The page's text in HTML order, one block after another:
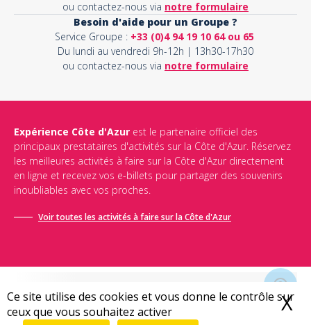
Ce site utilise des cookies et vous donne le contrôle sur
ceux que vous souhaitez activer
X
ou contactez-nous via notre formulaire
Besoin d'aide pour un Groupe ?
Service Groupe : +33 (0)4 94 19 10 64 ou 65
Du lundi au vendredi 9h-12h | 13h30-17h30
ou contactez-nous via notre formulaire
Expérience Côte d'Azur est le partenaire officiel des
principaux prestataires d'activités sur la Côte d'Azur. Réservez
les meilleures activités à faire sur la Côte d'Azur directement
en ligne et recevez vos e-billets pour partager des souvenirs
inoubliables avec vos proches.
Voir toutes les activités à faire sur la Côte d'Azur
Conditions générales de vente-Politique de confidentialité-